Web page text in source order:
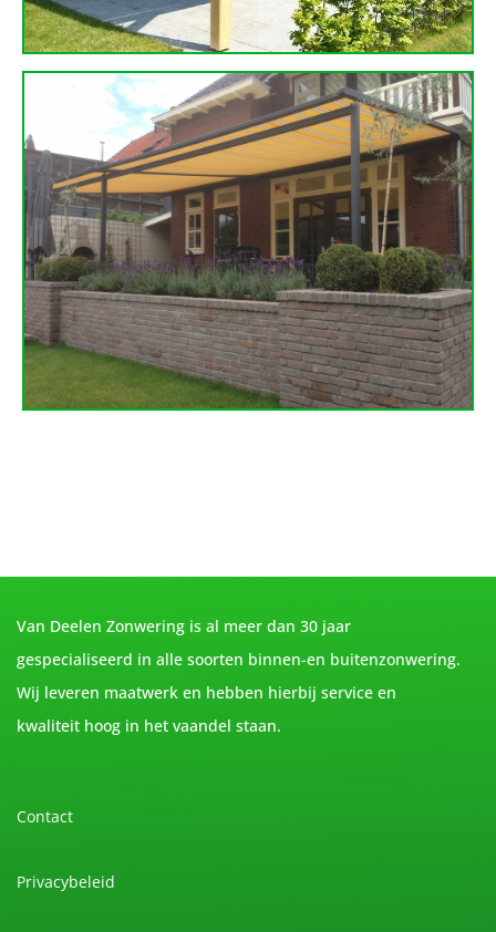
Van Deelen Zonwering is al meer dan 30 jaar
gespecialiseerd in alle soorten binnen-en buitenzonwering.
Wij leveren maatwerk en hebben hierbij service en
kwaliteit hoog in het vaandel staan.
Contact
Privacybeleid